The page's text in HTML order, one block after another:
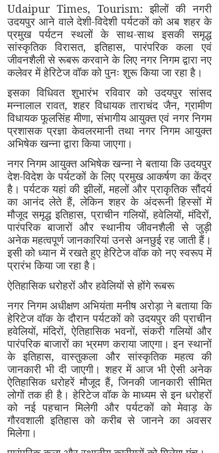
Udaipur Times, Tourism: झीलों की नगरी
उदयपुर आने वाले देशी-विदेशी पर्यटकों को अब शहर के
प्रमुख पर्यटन स्थलों के साथ-साथ इसकी समृद्ध
सांस्कृतिक विरासत, इतिहास, पारंपरिक कला एवं
जीवनशैली से रूबरू करवाने के लिए नगर निगम द्वारा नए
कलेवर में हेरिटेज वॉक को पुनः शुरू किया जा रहा है।
इसका विधिवत शुभारंभ रविवार को उदयपुर सांसद
मन्नालाल रावत, शहर विधायक ताराचंद जैन, ग्रामीण
विधायक फूलसिंह मीणा, संभागीय आयुक्त एवं नगर निगम
प्रशासक प्रज्ञा केवलरमानी तथा नगर निगम आयुक्त
अभिषेक खन्ना द्वारा किया जाएगा।
नगर निगम आयुक्त अभिषेक खन्ना ने बताया कि उदयपुर
देश-विदेश के पर्यटकों के लिए प्रमुख आकर्षण का केंद्र
है। पर्यटक यहां की झीलों, महलों और प्राकृतिक सौंदर्य
का आनंद लेते हैं, लेकिन शहर के अंदरूनी हिस्सों में
मौजूद समृद्ध इतिहास, प्राचीन गलियों, हवेलियों, मंदिरों,
पारंपरिक बाजारों और स्थानीय जीवनशैली से जुड़ी
अनेक महत्वपूर्ण जानकारियां उनसे अनछुई रह जाती हैं।
इसी को ध्यान में रखते हुए हेरिटेज वॉक को नए स्वरूप में
प्रारंभ किया जा रहा है।
ऐतिहासिक धरोहरों और हवेलियों से होंगे रूबरू
नगर निगम अधीक्षण अभियंता मनीष अरोड़ा ने बताया कि
हेरिटेज वॉक के दौरान पर्यटकों को उदयपुर की प्राचीन
हवेलियों, मंदिरों, ऐतिहासिक भवनों, संकरी गलियों और
पारंपरिक बाजारों का भ्रमण कराया जाएगा। इन स्थानों
के इतिहास, वास्तुकला और सांस्कृतिक महत्व की
जानकारी भी दी जाएगी। शहर में आज भी ऐसी अनेक
ऐतिहासिक धरोहरें मौजूद हैं, जिनकी जानकारी सीमित
लोगों तक ही है। हेरिटेज वॉक के माध्यम से इन धरोहरों
को नई पहचान मिलेगी और पर्यटकों को मेवाड़ के
गौरवशाली इतिहास को करीब से जानने का अवसर
मिलेगा।